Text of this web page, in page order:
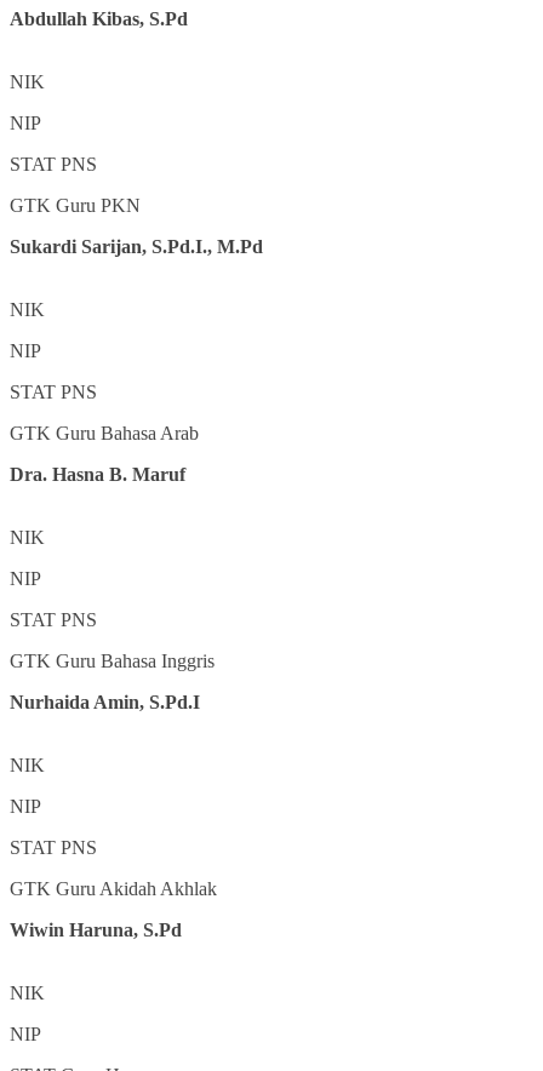
Abdullah Kibas, S.Pd
NIK
NIP
STAT PNS
GTK Guru PKN
Sukardi Sarijan, S.Pd.I., M.Pd
NIK
NIP
STAT PNS
GTK Guru Bahasa Arab
Dra. Hasna B. Maruf
NIK
NIP
STAT PNS
GTK Guru Bahasa Inggris
Nurhaida Amin, S.Pd.I
NIK
NIP
STAT PNS
GTK Guru Akidah Akhlak
Wiwin Haruna, S.Pd
NIK
NIP